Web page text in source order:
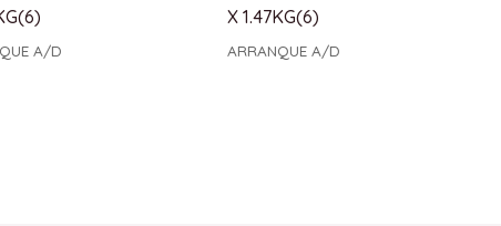
A/D
X 1.47KG(6)
ARRANQUE A/D